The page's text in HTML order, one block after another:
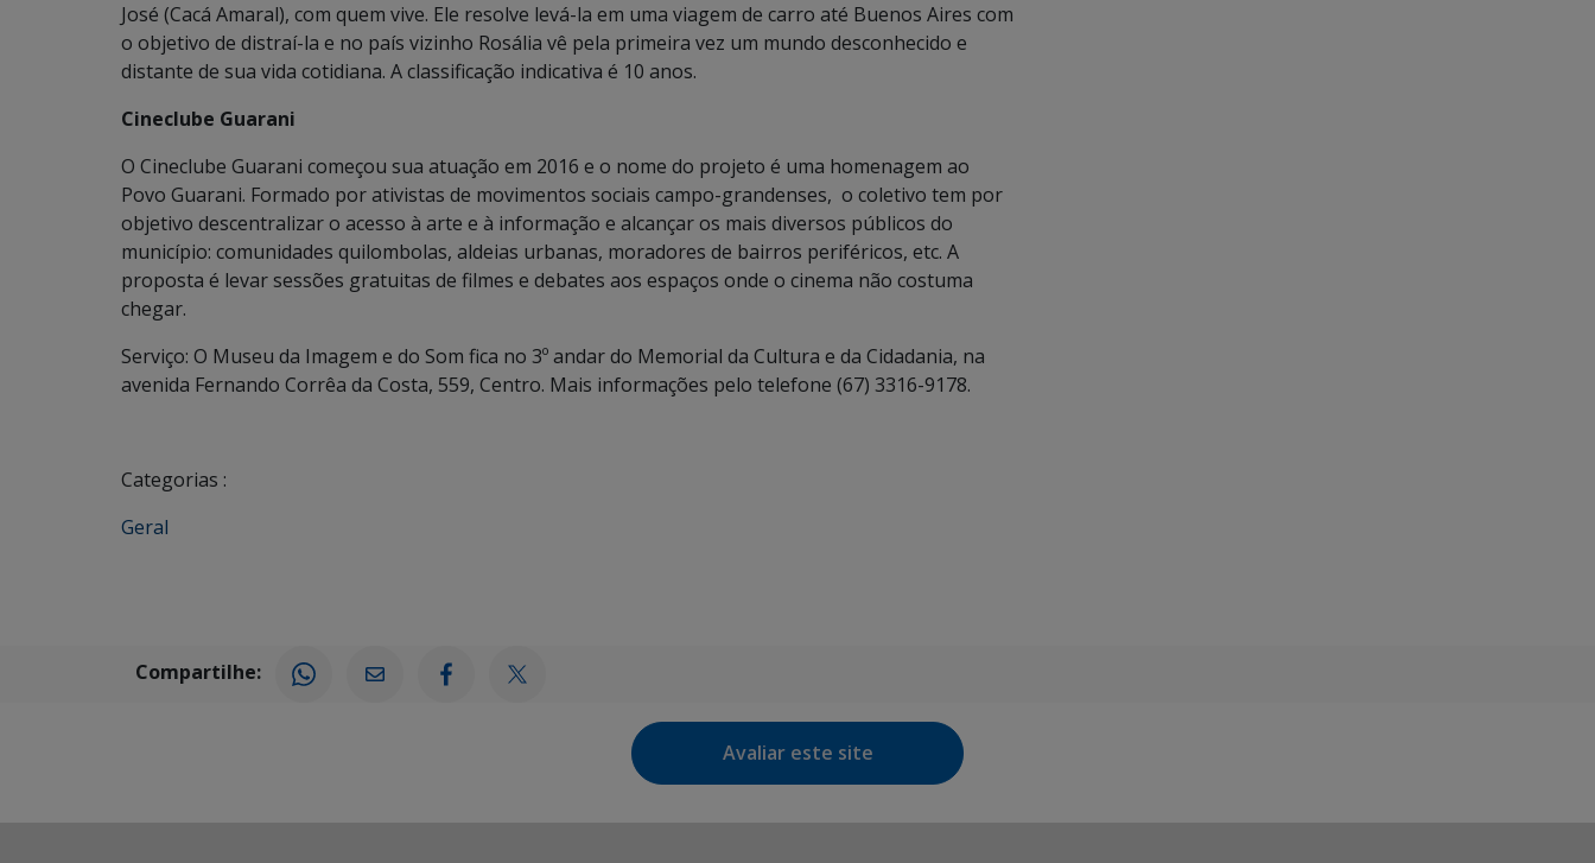
José (Cacá Amaral), com quem vive. Ele resolve levá-la em uma viagem de carro até Buenos Aires com
o objetivo de distraí-la e no país vizinho Rosália vê pela primeira vez um mundo desconhecido e
distante de sua vida cotidiana. A classificação indicativa é 10 anos.
Cineclube Guarani
O Cineclube Guarani começou sua atuação em 2016 e o nome do projeto é uma homenagem ao
Povo Guarani. Formado por ativistas de movimentos sociais campo-grandenses, o coletivo tem por
objetivo descentralizar o acesso à arte e à informação e alcançar os mais diversos públicos do
município: comunidades quilombolas, aldeias urbanas, moradores de bairros periféricos, etc. A
proposta é levar sessões gratuitas de filmes e debates aos espaços onde o cinema não costuma
chegar.
Serviço: O Museu da Imagem e do Som fica no 3º andar do Memorial da Cultura e da Cidadania, na
avenida Fernando Corrêa da Costa, 559, Centro. Mais informações pelo telefone (67) 3316-9178.
Categorias :
Geral
Compartilhe:
Avaliar este site